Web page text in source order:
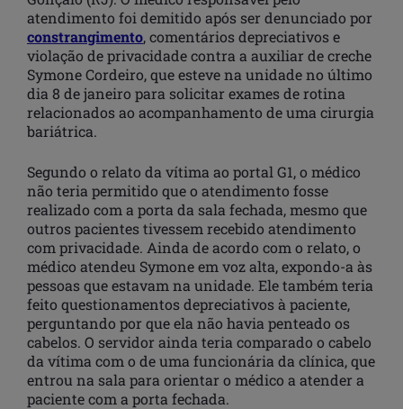
atendimento foi demitido após ser denunciado por
constrangimento, comentários depreciativos e
violação de privacidade contra a auxiliar de creche
Symone Cordeiro, que esteve na unidade no último
dia 8 de janeiro para solicitar exames de rotina
relacionados ao acompanhamento de uma cirurgia
bariátrica.
Segundo o relato da vítima ao portal G1, o médico
não teria permitido que o atendimento fosse
realizado com a porta da sala fechada, mesmo que
outros pacientes tivessem recebido atendimento
com privacidade. Ainda de acordo com o relato, o
médico atendeu Symone em voz alta, expondo-a às
pessoas que estavam na unidade. Ele também teria
feito questionamentos depreciativos à paciente,
perguntando por que ela não havia penteado os
cabelos. O servidor ainda teria comparado o cabelo
da vítima com o de uma funcionária da clínica, que
entrou na sala para orientar o médico a atender a
paciente com a porta fechada.